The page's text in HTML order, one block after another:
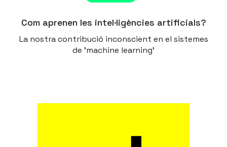
Com aprenen les intel·ligències artificials?
La nostra contribució inconscient en el sistemes
de 'machine learning'